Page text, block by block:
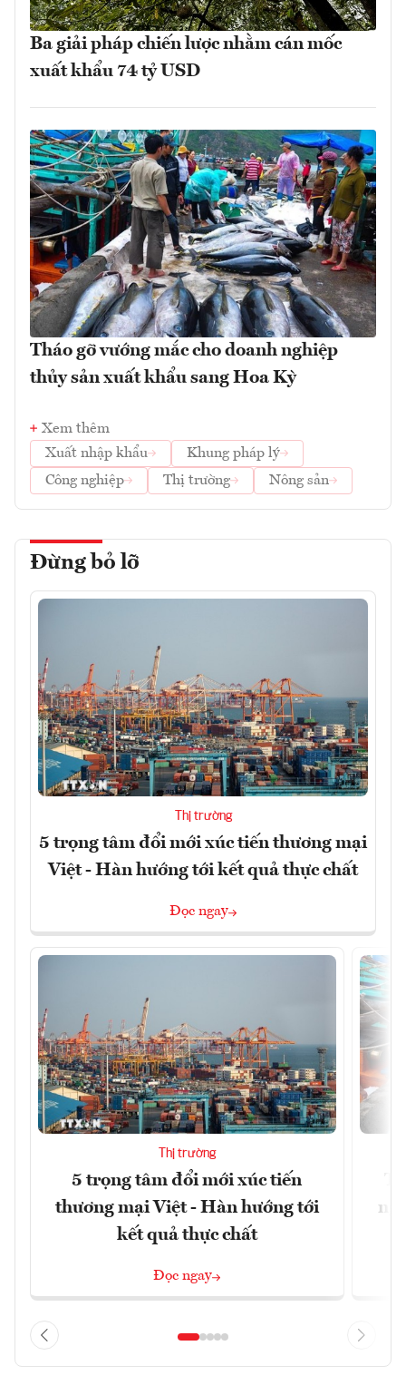
Ba giải pháp chiến lược nhằm cán mốc
xuất khẩu 74 tỷ USD
Tháo gỡ vướng mắc cho doanh nghiệp
thủy sản xuất khẩu sang Hoa Kỳ
Xem thêm
Xuất nhập khẩu
Khung pháp lý
Công nghiệp
Thị trường Nông sản
Đừng bỏ lỡ
Thị trường
5 trọng tâm đổi mới xúc tiến thương mại
Việt - Hàn hướng tới kết quả thực chất
Đọc ngay
Thị trường
5 trọng tâm đổi mới xúc tiến
thương mại Việt - Hàn hướng tới
kết quả thực chất
Đọc ngay